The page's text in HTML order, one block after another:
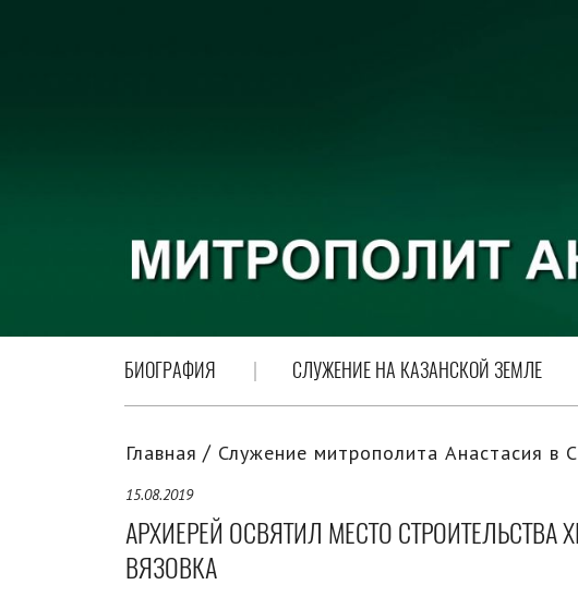
БИОГРАФИЯ СЛУЖЕНИЕ НА КАЗАНСКОЙ ЗЕМЛЕ
Главная Служение митрополита Анастасия в
15.08.2019
АРХИЕРЕЙ ОСВЯТИЛ МЕСТО СТРОИТЕЛЬСТВА
ВЯЗОВКА